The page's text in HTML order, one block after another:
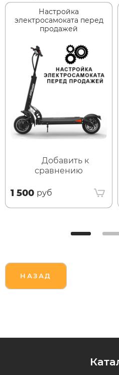
Настройка
электросамоката перед
продажей
Добавить к
сравнению
1 500 руб
НАЗАД